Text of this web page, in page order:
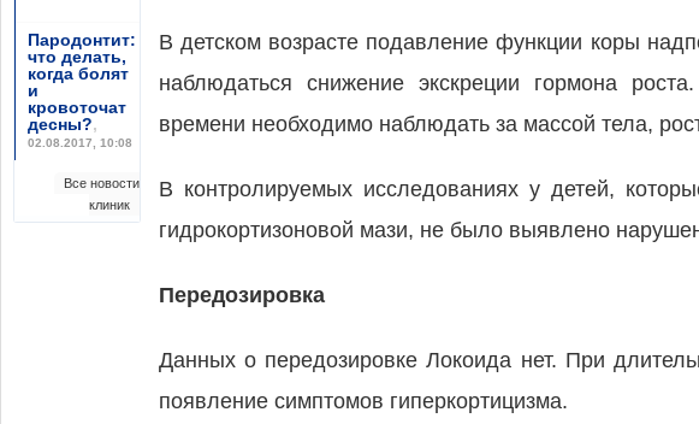
Пародонтит:
что делать,
когда болят
и
кровоточат
десны?,
02.08.2017, 10:08
Все новости
клиник
В детском возрасте подавление функции коры
наблюдаться снижение экскреции гормона
времени необходимо наблюдать за массой тела,
В контролируемых исследованиях у детей,
гидрокортизоновой мази, не было выявлено
Передозировка
Данных о передозировке Локоида нет. При
появление симптомов гиперкортицизма.